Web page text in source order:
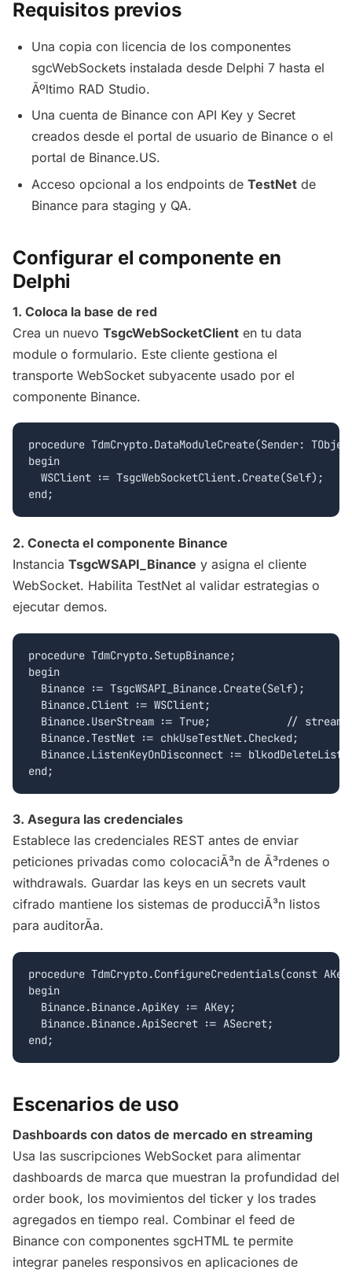
Requisitos previos
Una copia con licencia de los componentes
sgcWebSockets instalada desde Delphi 7 hasta el
Ãºltimo RAD Studio.
Una cuenta de Binance con API Key y Secret
creados desde el portal de usuario de Binance o el
portal de Binance.US.
Acceso opcional a los endpoints de TestNet de
Binance para staging y QA.
Configurar el componente en
Delphi
1. Coloca la base de red
Crea un nuevo TsgcWebSocketClient en tu data
module o formulario. Este cliente gestiona el
transporte WebSocket subyacente usado por el
componente Binance.
procedure TdmCrypto.DataModuleCreate(Sender:
begin
  WSClient := TsgcWebSocketClient.Create(Self);
2. Conecta el componente Binance
Instancia TsgcWSAPI_Binance y asigna el cliente
WebSocket. Habilita TestNet al validar estrategias o
ejecutar demos.
procedure TdmCrypto.SetupBinance;
begin
  Binance := TsgcWSAPI_Binance.Create(Self);
  Binance.Client := WSClient;
Binance.UserStream := True;            // stream
  Binance.TestNet := chkUseTestNet.Checked;
Binance.ListenKeyOnDisconnect :=
3. Asegura las credenciales
Establece las credenciales REST antes de enviar
peticiones privadas como colocaciÃ³n de Ã³rdenes o
withdrawals. Guardar las keys en un secrets vault
cifrado mantiene los sistemas de producciÃ³n listos
para auditorÃ­a.
procedure TdmCrypto.ConfigureCredentials(const
begin
  Binance.Binance.ApiKey := AKey;
  Binance.Binance.ApiSecret := ASecret;
Escenarios de uso
Dashboards con datos de mercado en streaming
Usa las suscripciones WebSocket para alimentar
dashboards de marca que muestran la profundidad del
order book, los movimientos del ticker y los trades
agregados en tiempo real. Combinar el feed de
Binance con componentes sgcHTML te permite
integrar paneles responsivos en aplicaciones de